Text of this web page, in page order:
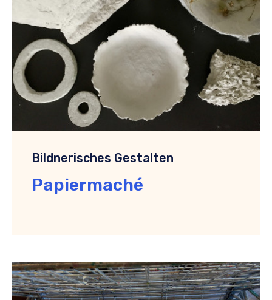
Bildnerisches Gestalten
Papiermaché